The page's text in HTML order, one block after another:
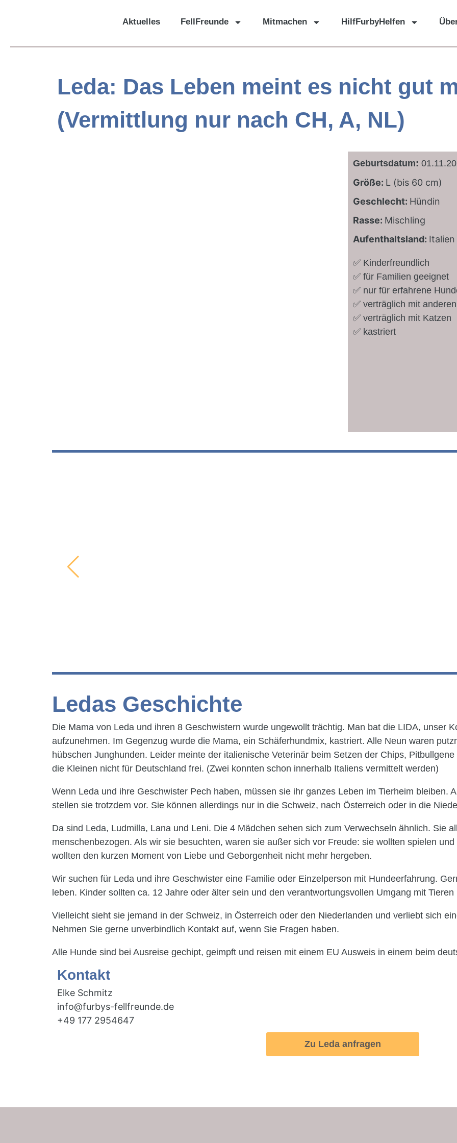
Aktuelles FellFreunde Mitmachen HilfFurbyHelfen
Leda: Das Leben meint es nicht gut
(Vermittlung nur nach CH, A, NL)
Geburtsdatum:
Größe: L (bis 60 cm)
Geschlecht: Hündin
Rasse: Mischling
Aufenthaltsland: Italien
✅ Kinderfreundlich
✅ für Familien geeignet
✅ nur für erfahrene
✅ verträglich mit
✅ verträglich mit Katzen
✅ kastriert
Ledas Geschichte
Die Mama von Leda und ihren 8 Geschwistern wurde ungewollt trächtig. Man bat die LIDA, unser
aufzunehmen. Im Gegenzug wurde die Mama, ein Schäferhundmix, kastriert. Alle Neun waren
hübschen Junghunden. Leider meinte der italienische Veterinär beim Setzen der Chips,
die Kleinen nicht für Deutschland frei. (Zwei konnten schon innerhalb Italiens vermittelt werden)
Wenn Leda und ihre Geschwister Pech haben, müssen sie ihr ganzes Leben im Tierheim bleiben.
stellen sie trotzdem vor. Sie können allerdings nur in die Schweiz, nach Österreich oder in die
Da sind Leda, Ludmilla, Lana und Leni. Die 4 Mädchen sehen sich zum Verwechseln ähnlich. Sie
menschenbezogen. Als wir sie besuchten, waren sie außer sich vor Freude: sie wollten spielen und
wollten den kurzen Moment von Liebe und Geborgenheit nicht mehr hergeben.
Wir suchen für Leda und ihre Geschwister eine Familie oder Einzelperson mit Hundeerfahrung.
leben. Kinder sollten ca. 12 Jahre oder älter sein und den verantwortungsvollen Umgang mit Tieren
Vielleicht sieht sie jemand in der Schweiz, in Österreich oder den Niederlanden und verliebt sich
Nehmen Sie gerne unverbindlich Kontakt auf, wenn Sie Fragen haben.
Alle Hunde sind bei Ausreise gechipt, geimpft und reisen mit einem EU Ausweis in einem beim
Kontakt
Elke Schmitz
info@furbys-fellfreunde.de
+49 177 2954647
Zu Leda anfragen